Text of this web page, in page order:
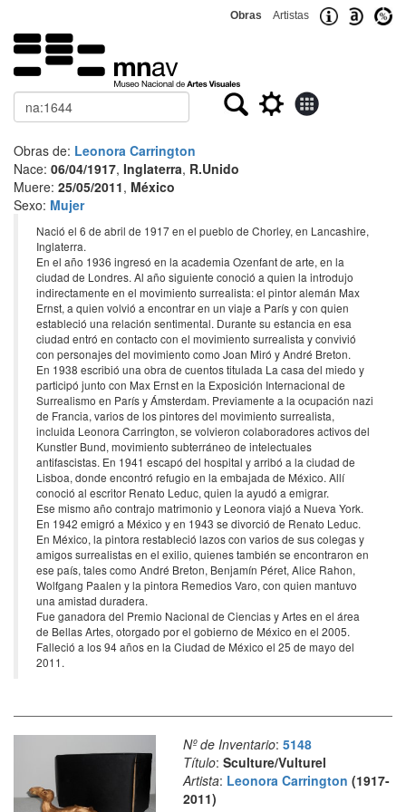
Obras Artistas
Buscar
Obras de: Leonora Carrington
Nace: 06/04/1917, Inglaterra, R.Unido
Muere: 25/05/2011, México
Sexo: Mujer
Nació el 6 de abril de 1917 en el pueblo de Chorley, en Lancashire,
Inglaterra.
En el año 1936 ingresó en la academia Ozenfant de arte, en la
ciudad de Londres. Al año siguiente conoció a quien la introdujo
indirectamente en el movimiento surrealista: el pintor alemán Max
Ernst, a quien volvió a encontrar en un viaje a París y con quien
estableció una relación sentimental. Durante su estancia en esa
ciudad entró en contacto con el movimiento surrealista y convivió
con personajes del movimiento como Joan Miró y André Breton.
En 1938 escribió una obra de cuentos titulada La casa del miedo y
participó junto con Max Ernst en la Exposición Internacional de
Surrealismo en París y Ámsterdam. Previamente a la ocupación nazi
de Francia, varios de los pintores del movimiento surrealista,
incluida Leonora Carrington, se volvieron colaboradores activos del
Kunstler Bund, movimiento subterráneo de intelectuales
antifascistas. En 1941 escapó del hospital y arribó a la ciudad de
Lisboa, donde encontró refugio en la embajada de México. Allí
conoció al escritor Renato Leduc, quien la ayudó a emigrar.
Ese mismo año contrajo matrimonio y Leonora viajó a Nueva York.
En 1942 emigró a México y en 1943 se divorció de Renato Leduc.
En México, la pintora restableció lazos con varios de sus colegas y
amigos surrealistas en el exilio, quienes también se encontraron en
ese país, tales como André Breton, Benjamín Péret, Alice Rahon,
Wolfgang Paalen y la pintora Remedios Varo, con quien mantuvo
una amistad duradera.
Fue ganadora del Premio Nacional de Ciencias y Artes en el área
de Bellas Artes, otorgado por el gobierno de México en el 2005.
Falleció a los 94 años en la Ciudad de México el 25 de mayo del
2011.
Nº de Inventario: 5148
Título: Sculture/Vulturel
Artista: Leonora Carrington (1917-
2011)